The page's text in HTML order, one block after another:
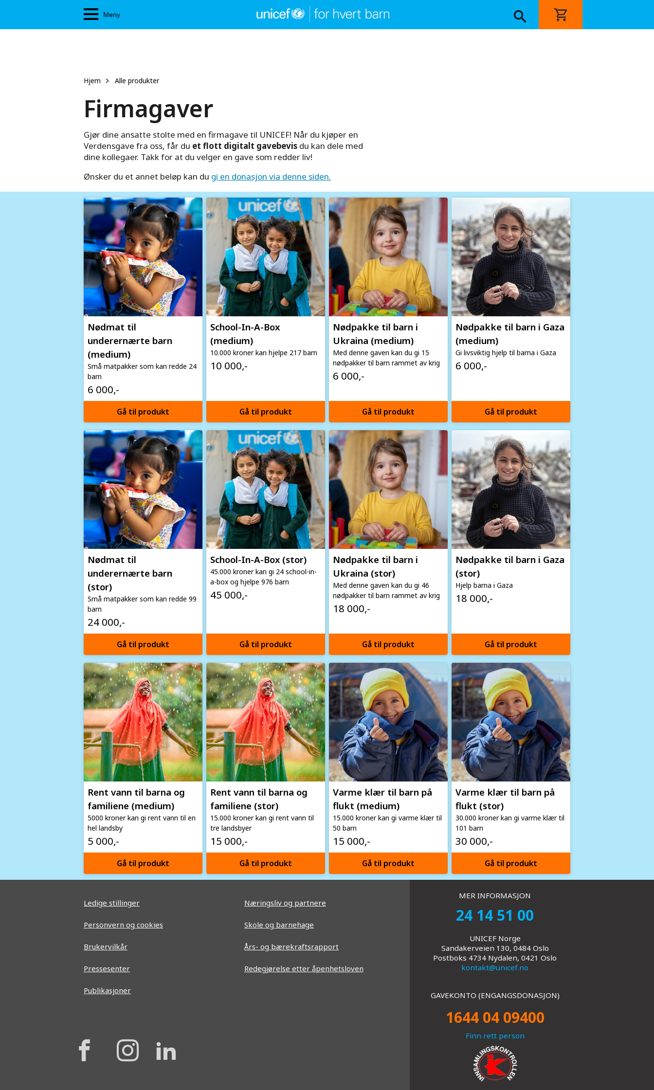
hovedinnhold
Meny
Hjem Alle produkter
Firmagaver
Gjør dine ansatte stolte med en firmagave til UNICEF! Når du kjøper en
Verdensgave fra oss, får du et flott digitalt gavebevis du kan dele med
dine kollegaer. Takk for at du velger en gave som redder liv!
Ønsker du et annet beløp kan du gi en donasjon via denne siden.
Image
Nødmat til
underernærte barn
(medium)
Små matpakker som kan redde 24
barn
6 000,-
Gå til produkt
Image
School-In-A-Box
(medium)
10.000 kroner kan hjelpe 217 barn
10 000,-
Gå til produkt
Image
Nødpakke til barn i
Ukraina (medium)
Med denne gaven kan du gi 15
nødpakker til barn rammet av krig
6 000,-
Gå til produkt
Nødpakke til barn i Gaza
(medium)
Gi livsviktig hjelp til barna i Gaza
6 000,-
Gå til produkt
Image
Nødmat til
underernærte barn
(stor)
Små matpakker som kan redde 99
barn
24 000,-
Gå til produkt
Image
School-In-A-Box (stor)
45.000 kroner kan gi 24 school-in-
a-box og hjelpe 976 barn
45 000,-
Gå til produkt
Image
Nødpakke til barn i
Ukraina (stor)
Med denne gaven kan du gi 46
nødpakker til barn rammet av krig
18 000,-
Gå til produkt
Nødpakke til barn i Gaza
(stor)
Hjelp barna i Gaza
18 000,-
Gå til produkt
Image
Rent vann til barna og
familiene (medium)
5000 kroner kan gi rent vann til en
hel landsby
5 000,-
Gå til produkt
Image
Rent vann til barna og
familiene (stor)
15.000 kroner kan gi rent vann til
tre landsbyer
15 000,-
Gå til produkt
Image
Varme klær til barn på
flukt (medium)
15.000 kroner kan gi varme klær til
50 barn
15 000,-
Gå til produkt
Image
Varme klær til barn på
flukt (stor)
30.000 kroner kan gi varme klær til
101 barn
30 000,-
Gå til produkt
Ledige stillinger
Personvern og cookies
Brukervilkår
Pressesenter
Publikasjoner
Næringsliv og partnere
Skole og barnehage
Års- og bærekraftsrapport
Redegjørelse etter åpenhetsloven
{{'Facebook'|t
{{
'Instagram'|t
}}
{{
'Linkedin'|t
}}
MER INFORMASJON
24 14 51 00
UNICEF Norge
Sandakerveien 130, 0484 Oslo
Postboks 4734 Nydalen, 0421 Oslo
kontakt@unicef.no
GAVEKONTO (ENGANGSDONASJON)
1644 04 09400
Finn rett person